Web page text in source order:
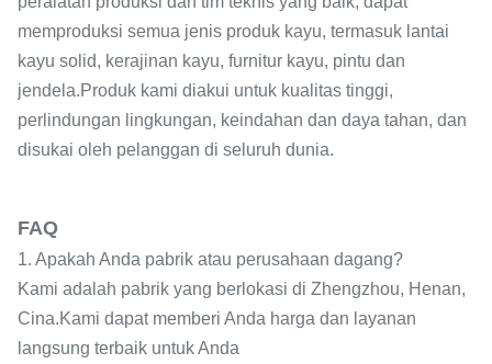
memproduksi semua jenis produk kayu, termasuk lantai
kayu solid, kerajinan kayu, furnitur kayu, pintu dan
jendela.Produk kami diakui untuk kualitas tinggi,
perlindungan lingkungan, keindahan dan daya tahan, dan
disukai oleh pelanggan di seluruh dunia.
FAQ
1. Apakah Anda pabrik atau perusahaan dagang?
Kami adalah pabrik yang berlokasi di Zhengzhou, Henan,
Cina.Kami dapat memberi Anda harga dan layanan
langsung terbaik untuk Anda